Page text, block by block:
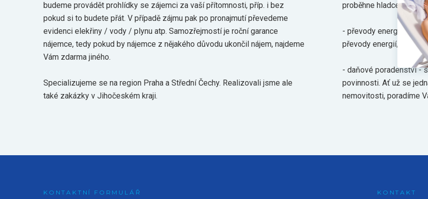
budeme provádět prohlídky se zájemci za vaší přítomnosti, příp. i bez
pokud si to budete přát. V případě zájmu pak po pronajmutí převedeme
evidenci elekřiny / vody / plynu atp. Samozřejmostí je roční garance
nájemce, tedy pokud by nájemce z nějakého důvodu ukončil nájem, najdeme
Vám zdarma jiného.
Specializujeme se na region Praha a Střední Čechy. Realizovali jsme ale
také zakázky v Jihočeském kraji.
proběhne hladce.
- převody energií -
převody energií,
- daňové poradenství -
povinnosti. Ať už se
nemovitosti, poradíme